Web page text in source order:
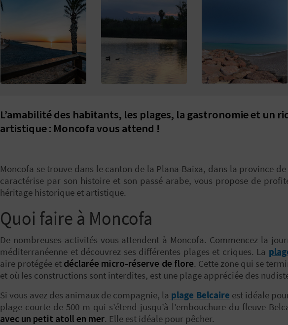
L’amabilité des habitants, les plages, la gastronomie et un
artistique : Moncofa vous attend !
Moncofa se trouve dans le canton de la Plana Baixa, dans la province
caractérise par son histoire et son passé arabe, vous propose de
héritage historique et artistique.
Quoi faire à Moncofa
De nombreuses activités vous attendent à Moncofa. Commencez la
méditerranéenne et découvrez ses différentes plages et criques. La
aire protégée et déclarée micro-réserve de flore. Cette zone qui se
et où les constructions sont interdites, est une plage appréciée des
Si vous avez des animaux de compagnie, la plage Belcaire est idéale
plage courte de 500 m qui s’étend jusqu’à l’embouchure du fleuve
avec un petit atoll en mer. Elle est idéale pour pêcher.